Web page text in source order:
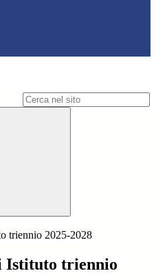
triennio 2025-2028
Istituto triennio